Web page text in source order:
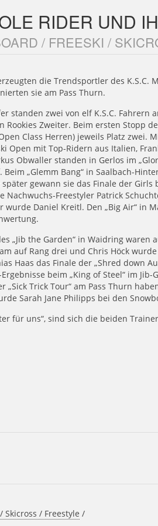
RIDER UND
/ FREESKI /
die Trendsportler des K.S.C.
sie am Pass Thurn.
standen zwei von elf K.S.C. Fahrern
Zweiter. Beim ersten Stopp
Class Herren) jeweils Platz zwei.
Open mit Top-Ridern aus Italien,
Obwaller standen in Gerlos im
„Glemm Bang“ in Saalbach-
gewann sie das Finale der Girls
Nachwuchs-Freestyler Patrick
wurde Daniel Kreitl. Den „Big Air“ in
„Jib the Garden“ in Waidring waren
auf Rang drei und Chris Höck
Haas das Finale der „Shred down
beim „King of Steel“ im
„Sick Trick Tour“ am Pass Thurn
Sarah Jane Philipps bei den
für uns“, sind sich die beiden
Skicross / Freestyle /